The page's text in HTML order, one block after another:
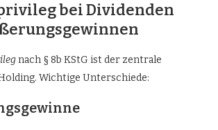
bei Dividenden
nach § 8b KStG ist der zentrale
Wichtige Unterschiede: